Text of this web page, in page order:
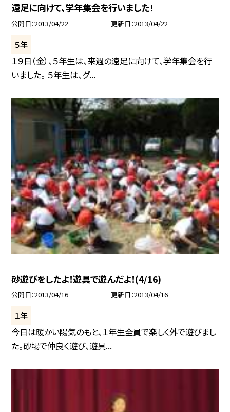
遠足に向けて、学年集会を行いました！
公開日 2013/04/22 更新日 2013/04/22
５年
１９日（金）、５年生は、来週の遠足に向けて、学年集会を行
いました。 ５年生は、グ...
砂遊びをしたよ！遊具で遊んだよ！(4/16)
公開日 2013/04/16 更新日 2013/04/16
１年
今日は暖かい陽気のもと、１年生全員で楽しく外で遊びまし
た。砂場で仲良く遊び、遊具...